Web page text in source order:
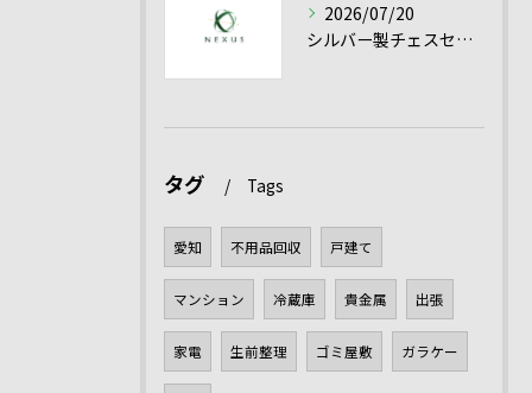
2026/07/20
シルバー製チェスセット買取を愛知県で高く売るための査定ポイントと貴金属の評価基準
タグ Tags
愛知 不用品回収 戸建て
マンション 冷蔵庫 貴金属 出張
家電 生前整理 ゴミ屋敷 ガラケー